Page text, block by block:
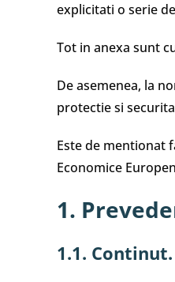
explicitati o serie
Tot in anexa sunt
De asemenea, la
protectie si
Este de mentionat
Economice
1.
1.1. Continut.